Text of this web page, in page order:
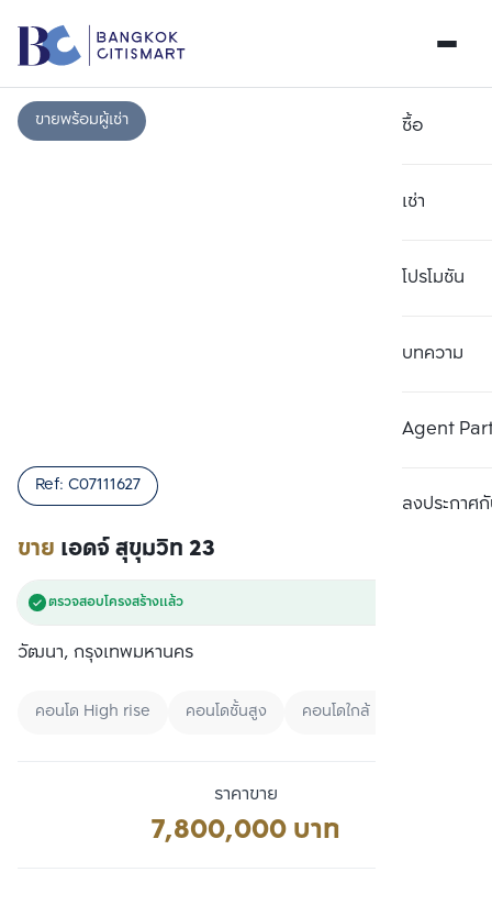
ซื้อ
เช่า
โปรโมชัน
บทความ
Agent
ลงประกาศกั
ขายพร้อมผู้เช่า
ขาย เอดจ์ สุขุมวิท 23
Ref: C07111627
ตรวจสอบโครงสร้างแล้ว
วัฒนา, กรุงเทพมหานคร
คอนโด High rise คอนโดชั้นสูง คอนโดใกล้ MRT
ราคาขาย
7,800,000 บาท